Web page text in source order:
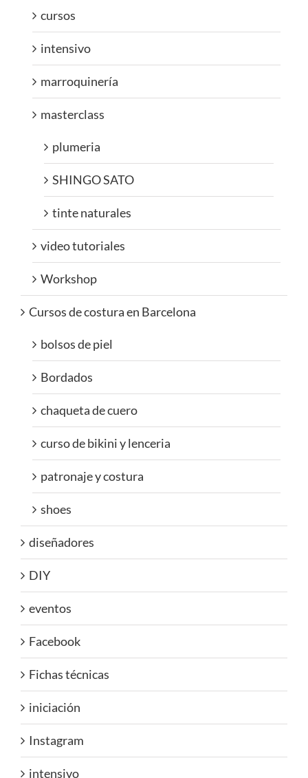
cursos
intensivo
marroquinería
masterclass
plumeria
SHINGO SATO
tinte naturales
video tutoriales
Workshop
Cursos de costura en Barcelona
bolsos de piel
Bordados
chaqueta de cuero
curso de bikini y lenceria
patronaje y costura
shoes
diseñadores
DIY
eventos
Facebook
Fichas técnicas
iniciación
Instagram
intensivo